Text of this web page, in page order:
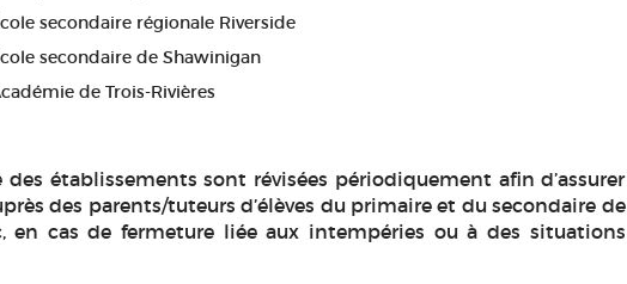
secondaire régionale Riverside
secondaire de Shawinigan
de Trois-Rivières
établissements sont révisées périodiquement afin d’assurer
des parents/tuteurs d’élèves du primaire et du secondaire de
en cas de fermeture liée aux intempéries ou à des situations